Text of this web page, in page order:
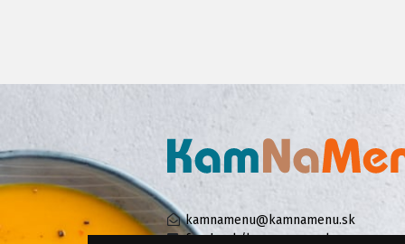
kamnamenu@kamnamenu.sk
facebook/kamnamenu.sk